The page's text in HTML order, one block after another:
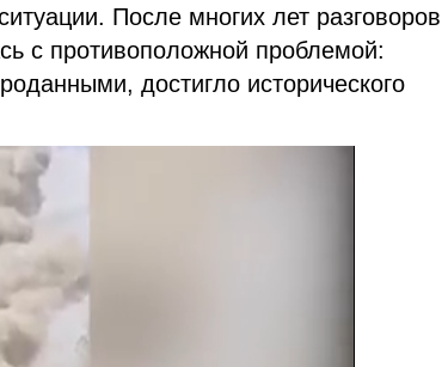
После многих лет разговоров
с противоположной проблемой:
достигло исторического